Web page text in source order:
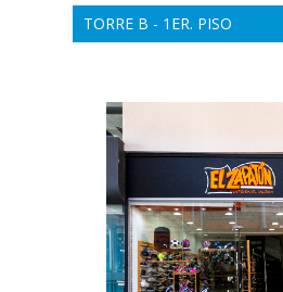
TORRE B - 1ER. PISO